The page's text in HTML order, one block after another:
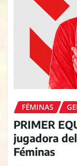
FÉMINAS
PRIMER
jugadora
Féminas